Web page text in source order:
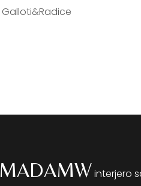
Galloti&Radice
MADAMWinterjero